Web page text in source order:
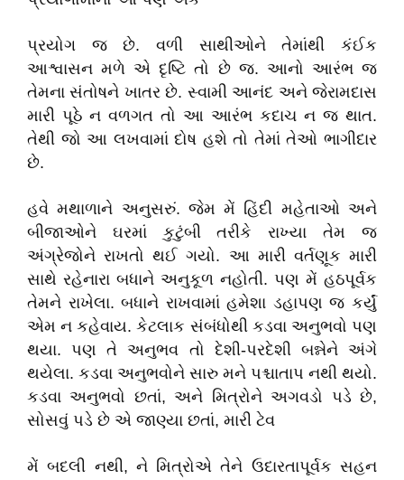
પ્રયોગ જ છે. વળી સાથીઓને તેમાંથી કંઈક
આશ્વાસન મળે એ દૃષ્ટિ તો છે જ. આનો આરંભ જ
તેમના સંતોષને ખાતર છે. સ્વામી આનંદ અને જેરામદાસ
મારી પૂઠે ન વળગત તો આ આરંભ કદાચ ન જ થાત.
તેથી જો આ લખવામાં દોષ હશે તો તેમાં તેઓ ભાગીદાર
છે.
હવે મથાળાને અનુસરું. જેમ મેં હિંદી મહેતાઓ અને
બીજાઓને ઘરમાં કુટુંબી તરીકે રાખ્યા તેમ જ
અંગ્રેજોને રાખતો થઈ ગયો. આ મારી વર્તણૂક મારી
સાથે રહેનારા બધાને અનુકૂળ નહોતી. પણ મેં હઠપૂર્વક
તેમને રાખેલા. બધાને રાખવામાં હમેશા ડહાપણ જ કર્યું
એમ ન કહેવાય. કેટલાક સંબંધોથી કડવા અનુભવો પણ
થયા. પણ તે અનુભવ તો દેશી-પરદેશી બન્નેને અંગે
થયેલા. કડવા અનુભવોને સારુ મને પશ્ચાતાપ નથી થયો.
કડવા અનુભવો છતાં, અને મિત્રોને અગવડો પડે છે,
સોસવું પડે છે એ જાણ્યા છતાં, મારી ટેવ
મેં બદલી નથી, ને મિત્રોએ તેને ઉદારતાપૂર્વક સહન